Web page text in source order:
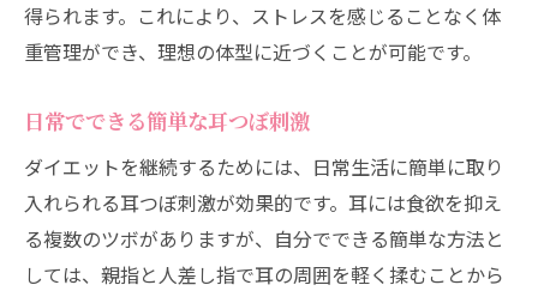
得られます。これにより、ストレスを感じることなく体
重管理ができ、理想の体型に近づくことが可能です。
日常でできる簡単な耳つぼ刺激
ダイエットを継続するためには、日常生活に簡単に取り
入れられる耳つぼ刺激が効果的です。耳には食欲を抑え
る複数のツボがありますが、自分でできる簡単な方法と
しては、親指と人差し指で耳の周囲を軽く揉むことから